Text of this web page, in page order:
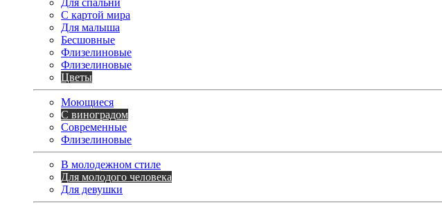
Для спальни
С картой мира
Для малыша
Бесшовные
Флизелиновые
Флизелиновые
Цветы
Моющиеся
С виноградом
Современные
Флизелиновые
В молодежном стиле
Для молодого человека
Для девушки